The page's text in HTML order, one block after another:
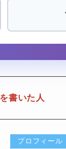
書いた人
プロフィール